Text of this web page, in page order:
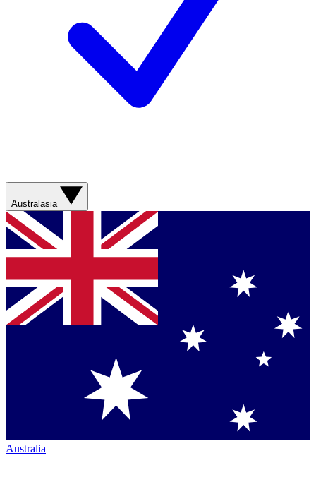
Australasia
Australia